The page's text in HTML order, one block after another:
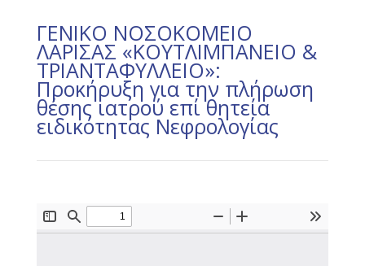
ΓΕΝΙΚΟ ΝΟΣΟΚΟΜΕΙΟ
ΛΑΡΙΣΑΣ «ΚΟΥΤΛΙΜΠΑΝΕΙΟ &
ΤΡΙΑΝΤΑΦΥΛΛΕΙΟ»:
Προκήρυξη για την πλήρωση
θέσης ιατρού επί θητεία
ειδικότητας Νεφρολογίας